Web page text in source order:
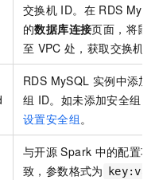
交换机 ID。在 RDS
的数据库连接页面，将鼠
至 VPC 处，获取交换机
RDS MySQL 实例中添加
组 ID。如未添加安全组
设置安全组 。
与开源 Spark 中的配置
致，参数格式为